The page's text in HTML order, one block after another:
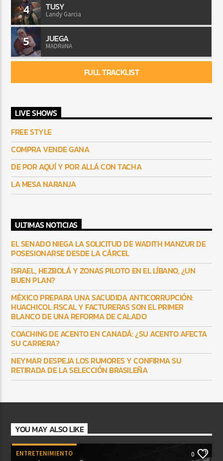
4 TUSY
Landy Garcia
5 JUEGA
MADRiiNA
FULL TRACKLIST
LIVE SHOWS
FREE STYLE
COMPRA VENDE GANA
DE POR AQUÍ Y POR ALLÁ CON TACHA
LA MESA NARANJA
ULTIMAS NOTICIAS
EL SENADO NIEGA LA SOLICITUD DE WADITH MANZUR DE
POSESIONARSE DESDE LA CÁRCEL
ISRAEL, HEZBOLÁ Y ZONAS PILOTO EN EL LÍBANO, ¿UN
BUEN PLAN?
MÉXICO PREPARA UNA SACUDIDA ANTICORRUPCIÓN:
HUACHICOL FISCAL Y FACTURERAS SON EL PRIMER
BLANCO DE UNA REFORMA DE CALADO
COACHING DE ACENTO EN CANADÁ: ¿SU ACENTO AFECTA
SU CARRERA?
NEYMAR DESPEJA LOS RUMORES Y CONFIRMA SU
RETIRADA DE LA SELECCIÓN BRASILEÑA
YOU MAY ALSO LIKE
ENTRETENIMIENTO 0